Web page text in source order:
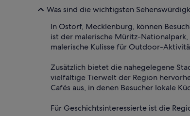
Was sind die wichtigsten
In Ostorf, Mecklenburg, können
ist der malerische Müritz-
malerische Kulisse für Outdoor-
Zusätzlich bietet die nahegelegene
vielfältige Tierwelt der Region
Cafés aus, in denen Besucher lokale
Für Geschichtsinteressierte ist die